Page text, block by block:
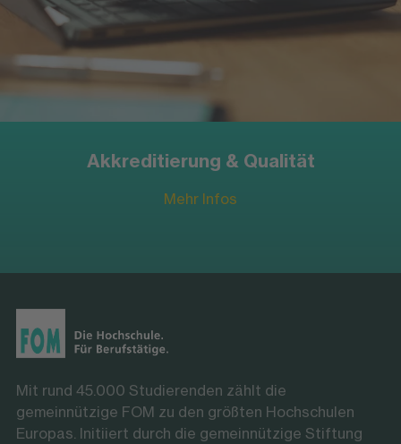
Akkreditierung & Qualität
Mehr Infos
Mit rund 45.000 Studierenden zählt die
gemeinnützige FOM zu den größten Hochschulen
Europas. Initiiert durch die gemeinnützige Stiftung